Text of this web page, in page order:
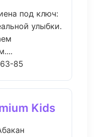
под ключ:
улыбки.
85
Kids